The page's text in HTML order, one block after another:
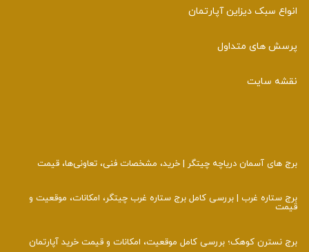
انواع سبک دیزاین آپارتمان
پرسش های متداول
نقشه سایت
برج‌ های آسمان دریاچه چیتگر | خرید، مشخصات فنی، تعاونی‌ها، قیمت
برج ستاره غرب | بررسی کامل برج ستاره غرب چیتگر، امکانات، موقعیت و
قیمت
برج نسترن کوهک؛ بررسی کامل موقعیت، امکانات و قیمت خرید آپارتمان